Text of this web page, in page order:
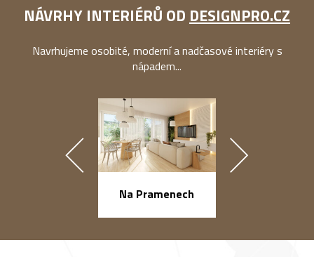
NÁVRHY INTERIÉRŮ OD DESIGNPRO.CZ
Navrhujeme osobité, moderní a nadčasové interiéry s
nápadem...
Na Pramenech